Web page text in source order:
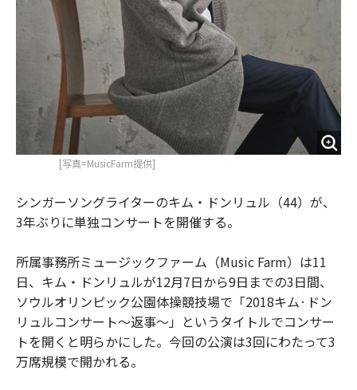
[写真=MusicFarm提供]
シンガーソングライターのキム・ドンリュル（44）が、
3年ぶりに単独コンサートを開催する。
所属事務所ミュージックファーム（Music Farm）は11
日、キム・ドンリュルが12月7日から9日までの3日間、
ソウルオリンピック公園体操競技場で「2018キム·ドン
リュルコンサート～返事～」というタイトルでコンサー
トを開くと明らかにした。今回の公演は3回にわたって3
万席規模で開かれる。